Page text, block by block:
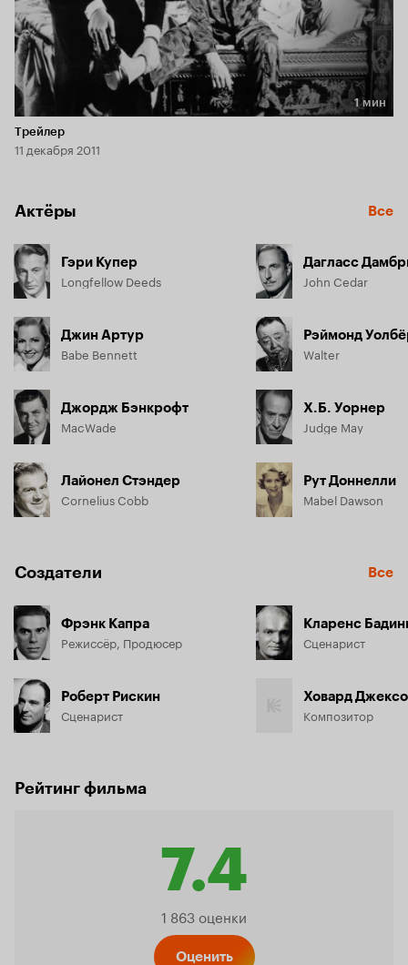
Длительность 1 мин
1 мин
Трейлер
11 декабря 2011
Актёры Все
Гэри Купер
Longfellow Deeds
Джин Артур
Babe Bennett
Джордж Бэнкрофт
MacWade
Лайонел Стэндер
Cornelius Cobb
Дагласс
John Cedar
Рэймонд
Walter
Х.Б. Уорнер
Judge May
Рут Доннелли
Mabel Dawson
Создатели Все
Фрэнк Капра
Режиссёр, Продюсер
Роберт Рискин
Сценарист
Сценарист
Ховард
Композитор
Рейтинг фильма
7.4
Рейтинг
1 863 оценки
Оценить